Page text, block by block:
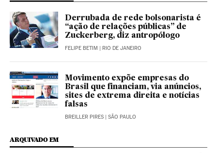
Derrubada de rede bolsonarista é
“ação de relações públicas” de
Zuckerberg, diz antropólogo
FELIPE BETIM | RIO DE JANEIRO
Movimento expõe empresas do
Brasil que financiam, via anúncios,
sites de extrema direita e notícias
falsas
BREILLER PIRES | SÃO PAULO
ARQUIVADO EM